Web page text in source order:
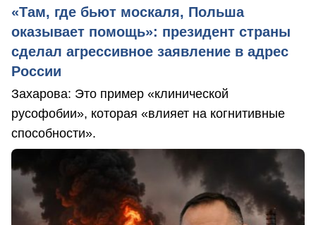
«Там, где бьют москаля, Польша
оказывает помощь»: президент страны
сделал агрессивное заявление в адрес
России
Захарова: Это пример «клинической
русофобии», которая «влияет на когнитивные
способности».